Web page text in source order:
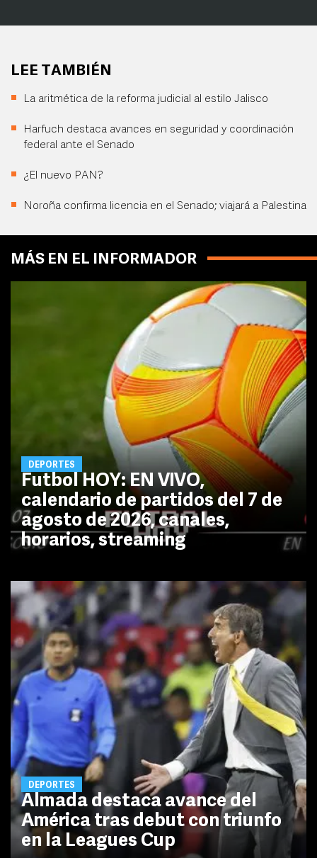
LEE TAMBIÉN
La aritmética de la reforma judicial al estilo Jalisco
Harfuch destaca avances en seguridad y coordinación
federal ante el Senado
¿El nuevo PAN?
Noroña confirma licencia en el Senado; viajará a Palestina
MÁS EN EL INFORMADOR
DEPORTES
Futbol HOY: EN VIVO,
calendario de partidos del 7 de
agosto de 2026, canales,
horarios, streaming
DEPORTES
Almada destaca avance del
América tras debut con triunfo
en la Leagues Cup